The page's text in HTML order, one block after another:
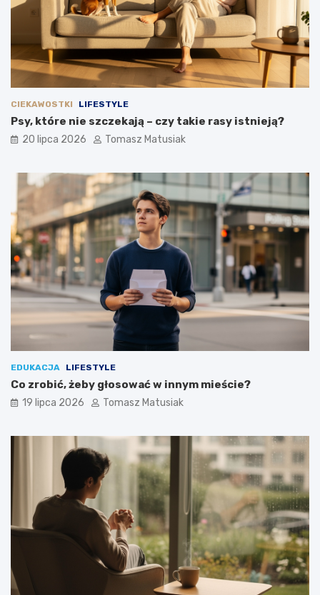
CIEKAWOSTKI LIFESTYLE
Psy, które nie szczekają – czy takie rasy istnieją?
20 lipca 2026 Tomasz Matusiak
EDUKACJA LIFESTYLE
Co zrobić, żeby głosować w innym mieście?
19 lipca 2026 Tomasz Matusiak